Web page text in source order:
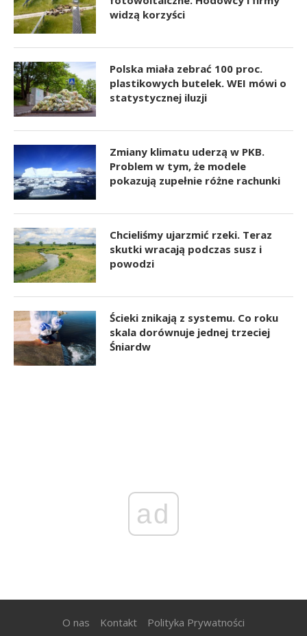
widzą korzyści
Polska miała zebrać 100 proc.
plastikowych butelek. WEI mówi o
statystycznej iluzji
Zmiany klimatu uderzą w PKB.
Problem w tym, że modele
pokazują zupełnie różne rachunki
Chcieliśmy ujarzmić rzeki. Teraz
skutki wracają podczas susz i
powodzi
Ścieki znikają z systemu. Co roku
skala dorównuje jednej trzeciej
Śniardw
ad
O nas Kontakt Polityka Prywatności